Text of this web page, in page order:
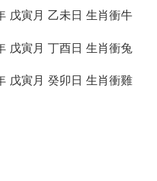
戊寅月 乙未日 生肖衝牛
戊寅月 丁酉日 生肖衝兔
戊寅月 癸卯日 生肖衝雞